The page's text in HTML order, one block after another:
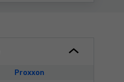
Proxxon